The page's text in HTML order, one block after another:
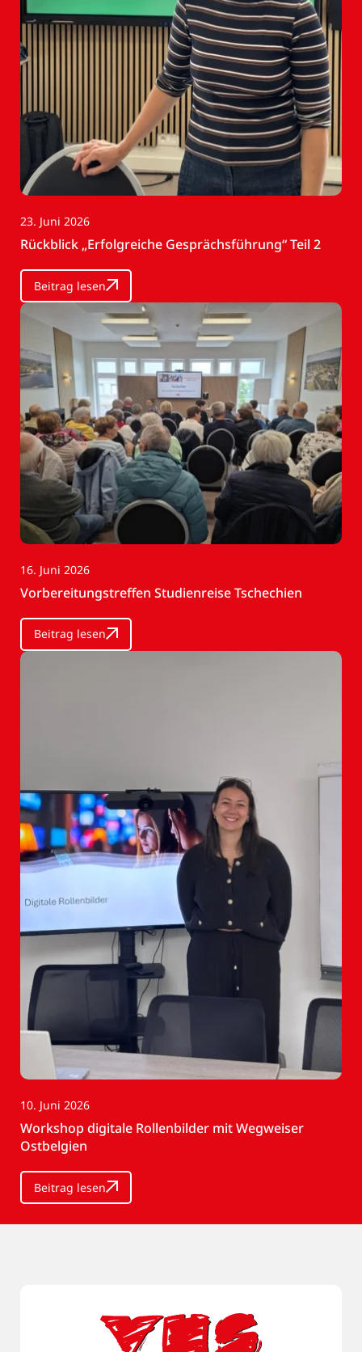
23. Juni 2026
Rückblick „Erfolgreiche Gesprächsführung“ Teil 2
Beitrag lesen
16. Juni 2026
Vorbereitungstreffen Studienreise Tschechien
Beitrag lesen
10. Juni 2026
Workshop digitale Rollenbilder mit Wegweiser
Ostbelgien
Beitrag lesen